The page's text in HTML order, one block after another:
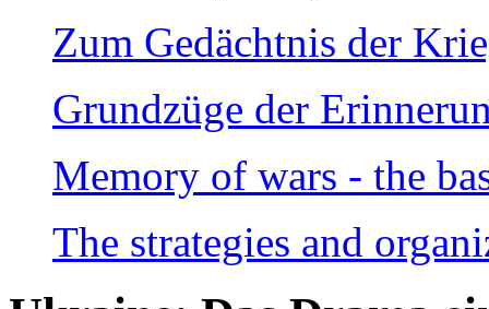
Zum Gedächtnis der
Grundzüge der
Memory of wars - the
The strategies and